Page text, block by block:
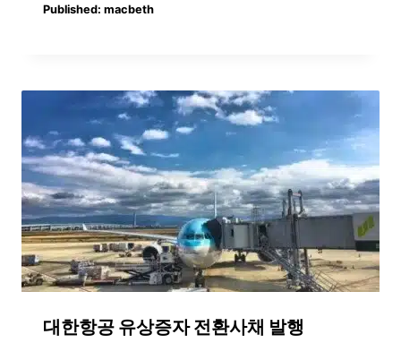
Published: macbeth
대한항공 유상증자 전환사채 발행